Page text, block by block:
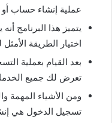
عملية إنشاء حساب
يتميز هذا البرنامج
اختيار الطريقة
بعد القيام بعملية
تعرض لك جميع
ومن الأشياء المهمة
تسجيل الدخول هي